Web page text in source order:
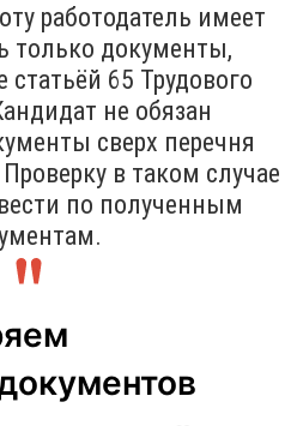
работодатель имеет
только документы,
65 Трудового
не обязан
сверх перечня
в таком случае
по полученным